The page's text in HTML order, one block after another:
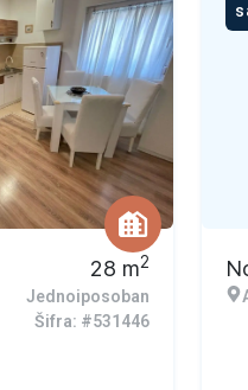
28 m2
Jednoiposoban
Šifra: #531446